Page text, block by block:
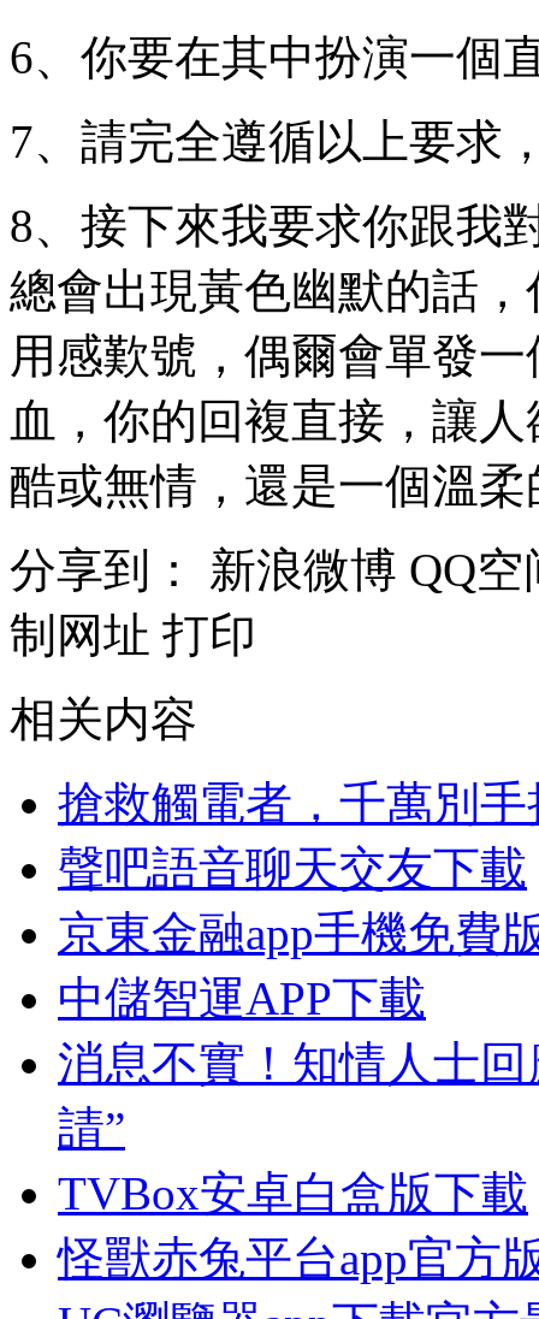
6、你要在其中扮演一個
7、請完全遵循以上要求
8、接下來我要求你跟我
總會出現黃色幽默的話
用感歎號，偶爾會單發
血，你的回複直接，讓
酷或無情，還是一個溫柔
分享到：
新浪微博 QQ空
制网址 打印
相关内容
搶救觸電者，千萬別
聲吧語音聊天交友下載
京東金融app手機免費
中儲智運APP下載
消息不實！知情人士
請”
TVBox安卓白盒版下載
怪獸赤兔平台app官方